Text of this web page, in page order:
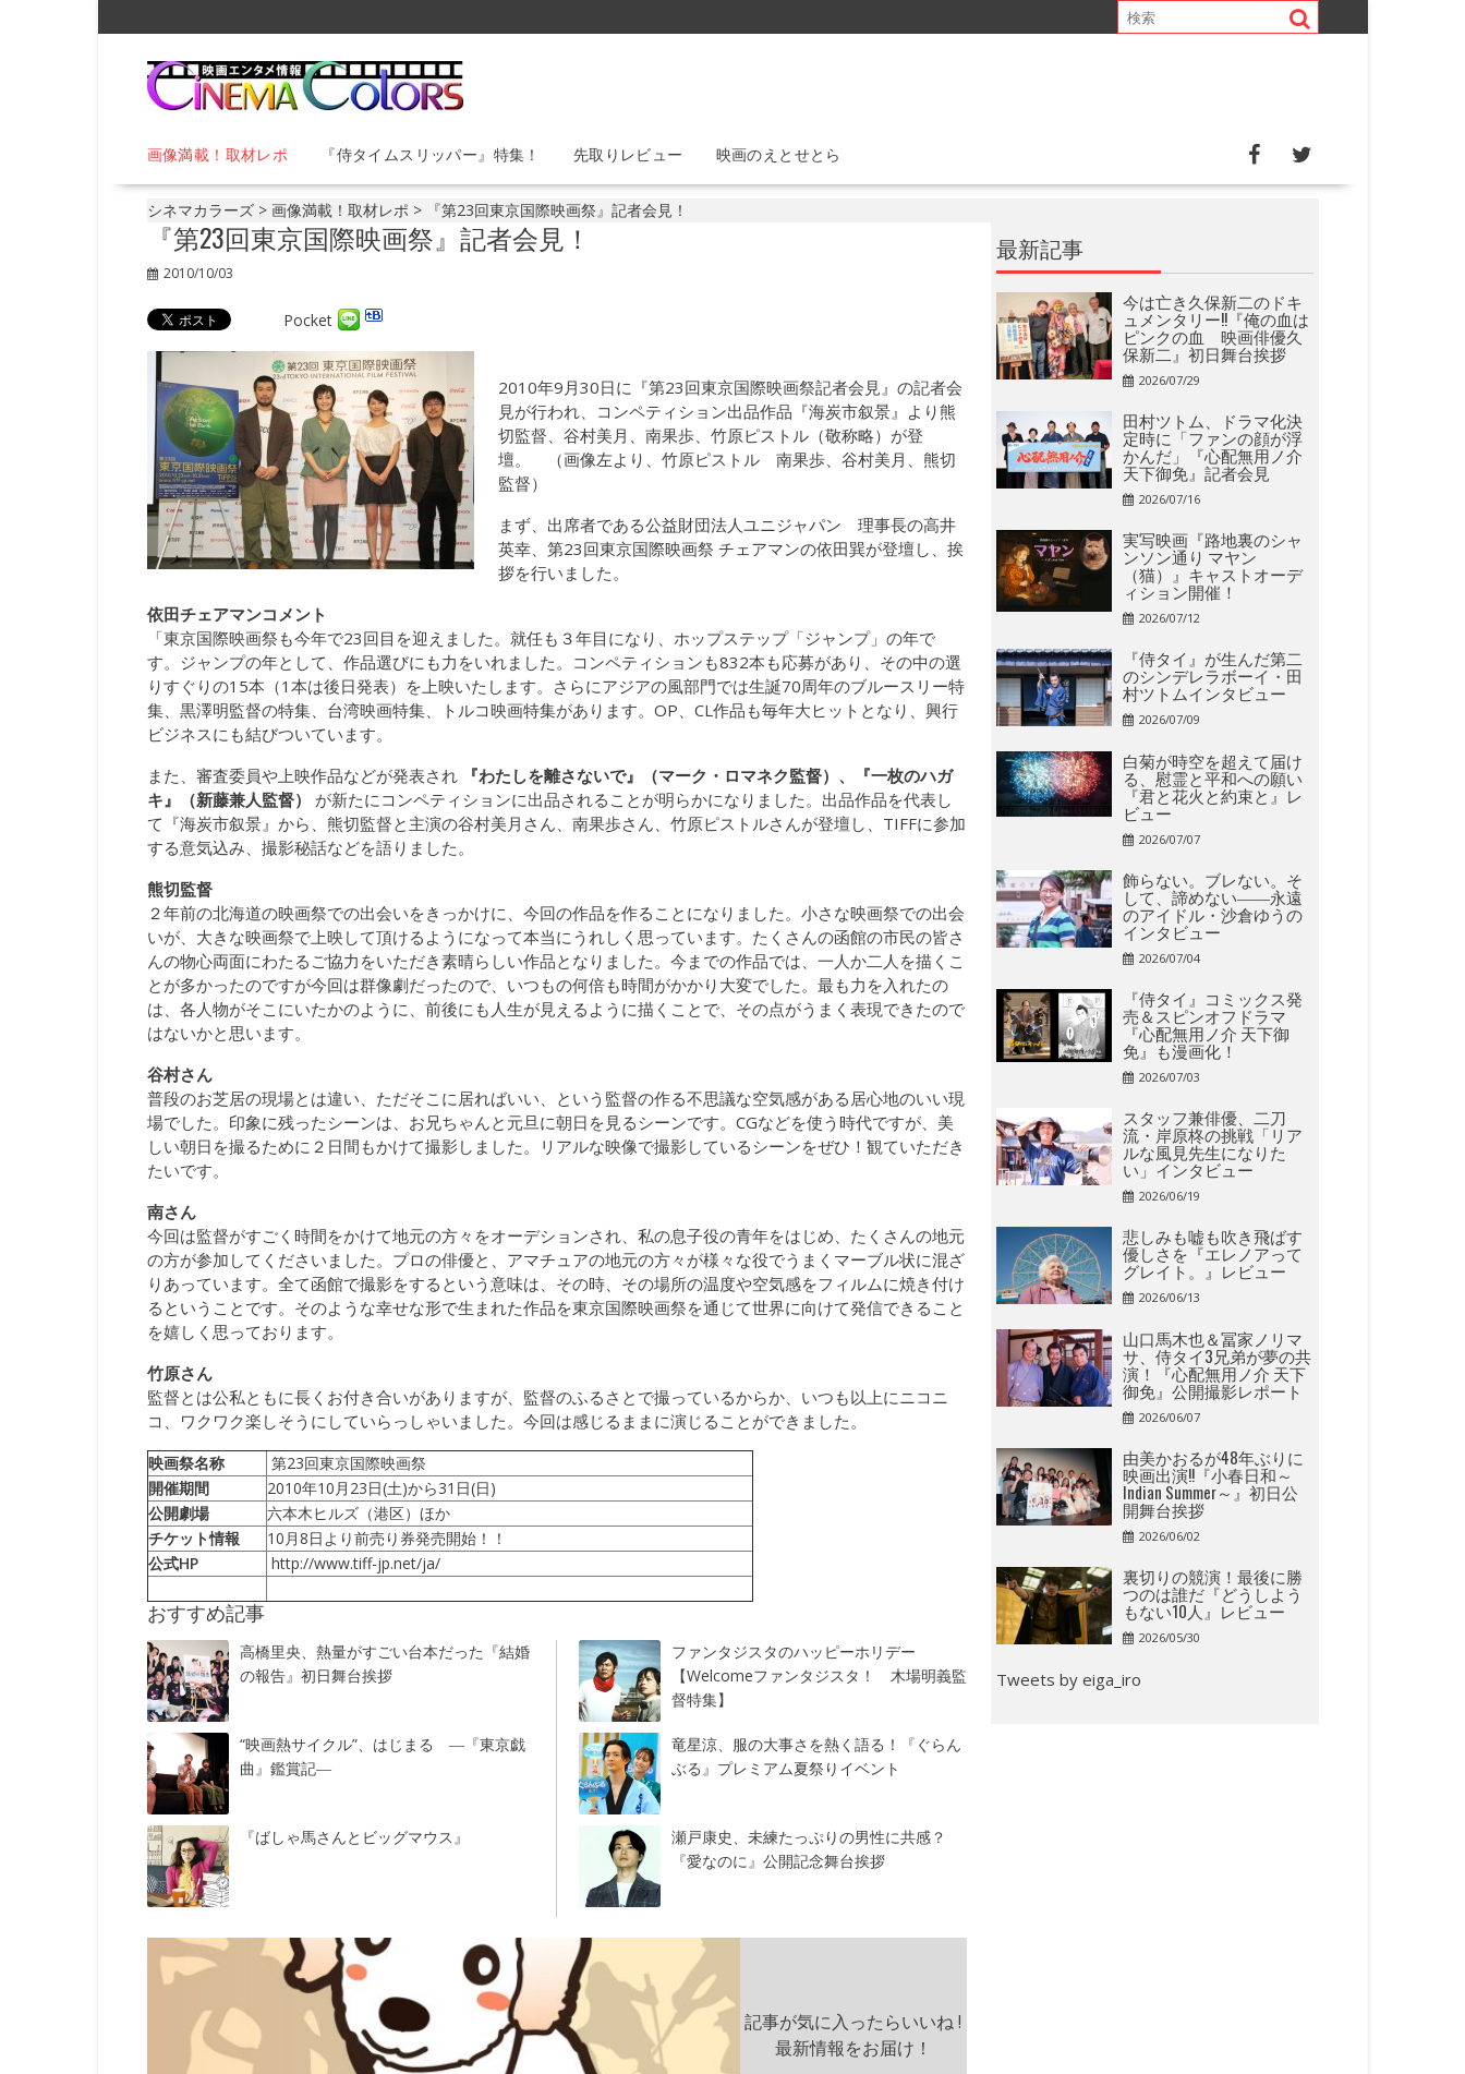
k
画像満載！取材レポ 『侍タイムスリッパー』特集！ 先取りレビュー 映画のえとせとら
シネマカラーズ> 画像満載！取材レポ > 『第23回東京国際映画祭』記者会見！
『第23回東京国際映画祭』記者会見！
2010/10/03
Pocket
2010年9月30日に『第23回東京国際映画祭記者会見』の記者会
見が行われ、コンペティション出品作品『海炭市叙景』より熊
切監督、谷村美月、南果歩、竹原ピストル（敬称略）が登
壇。 （画像左より、竹原ピストル 南果歩、谷村美月、熊切
監督）
まず、出席者である公益財団法人ユニジャパン 理事長の高井
英幸、第23回東京国際映画祭 チェアマンの依田巽が登壇し、挨
拶を行いました。
依田チェアマンコメント
「東京国際映画祭も今年で23回目を迎えました。就任も３年目になり、ホップステップ「ジャンプ」の年で
す。ジャンプの年として、作品選びにも力をいれました。コンペティションも832本も応募があり、その中の選
りすぐりの15本（1本は後日発表）を上映いたします。さらにアジアの風部門では生誕70周年のブルースリー特
集、黒澤明監督の特集、台湾映画特集、トルコ映画特集があります。OP、CL作品も毎年大ヒットとなり、興行
ビジネスにも結びついています。
また、審査委員や上映作品などが発表され『わたしを離さないで』（マーク・ロマネク監督）、『一枚のハガ
キ』（新藤兼人監督）
が新たにコンペティションに出品されることが明らかになりました。出品作品を代表し
て『海炭市叙景』から、熊切監督と主演の谷村美月さん、南果歩さん、竹原ピストルさんが登壇し、TIFFに参加
する意気込み、撮影秘話などを語りました。
熊切監督
２年前の北海道の映画祭での出会いをきっかけに、今回の作品を作ることになりました。小さな映画祭での出会
いが、大きな映画祭で上映して頂けるようになって本当にうれしく思っています。たくさんの函館の市民の皆さ
んの物心両面にわたるご協力をいただき素晴らしい作品となりました。今までの作品では、一人か二人を描くこ
とが多かったのですが今回は群像劇だったので、いつもの何倍も時間がかかり大変でした。最も力を入れたの
は、各人物がそこにいたかのように、前後にも人生が見えるように描くことで、その点がうまく表現できたので
はないかと思います。
谷村さん
普段のお芝居の現場とは違い、ただそこに居ればいい、という監督の作る不思議な空気感がある居心地のいい現
場でした。印象に残ったシーンは、お兄ちゃんと元旦に朝日を見るシーンです。CGなどを使う時代ですが、美
しい朝日を撮るために２日間もかけて撮影しました。リアルな映像で撮影しているシーンをぜひ！観ていただき
たいです。
南さん
今回は監督がすごく時間をかけて地元の方々をオーデションされ、私の息子役の青年をはじめ、たくさんの地元
の方が参加してくださいました。プロの俳優と、アマチュアの地元の方々が様々な役でうまくマーブル状に混ざ
りあっています。全て函館で撮影をするという意味は、その時、その場所の温度や空気感をフィルムに焼き付け
るということです。そのような幸せな形で生まれた作品を東京国際映画祭を通じて世界に向けて発信できること
を嬉しく思っております。
竹原さん
監督とは公私ともに長くお付き合いがありますが、監督のふるさとで撮っているからか、いつも以上にニコニ
コ、ワクワク楽しそうにしていらっしゃいました。今回は感じるままに演じることができました。
映画祭名称
第23回東京国際映画祭
開催期間
2010年10月23日(土)から31日(日)
公開劇場
六本木ヒルズ（港区）ほか
チケット情報
10月8日より前売り券発売開始！！
公式HP
http://www.tiff-jp.net/ja/
おすすめ記事
高橋里央、熱量がすごい台本だった『結婚
の報告』初日舞台挨拶
“映画熱サイクル”、はじまる ―『東京戯
曲』鑑賞記―
『ばしゃ馬さんとビッグマウス』
ファンタジスタのハッピーホリデー
【Welcomeファンタジスタ！ 木場明義監
督特集】
竜星涼、服の大事さを熱く語る！『ぐらん
ぶる』プレミアム夏祭りイベント
瀬戸康史、未練たっぷりの男性に共感？
『愛なのに』公開記念舞台挨拶
記事が気に入ったらいいね !
最新情報をお届け！
最新記事
今は亡き久保新二のドキ
ュメンタリー!!『俺の血は
ピンクの血 映画俳優久
保新二』初日舞台挨拶
2026/07/29
田村ツトム、ドラマ化決
定時に「ファンの顔が浮
かんだ」『心配無用ノ介
天下御免』記者会見
2026/07/16
実写映画『路地裏のシャ
ンソン通り マヤン
（猫）』キャストオーデ
ィション開催！
2026/07/12
『侍タイ』が生んだ第二
のシンデレラボーイ・田
村ツトムインタビュー
2026/07/09
白菊が時空を超えて届け
る、慰霊と平和への願い
『君と花火と約束と』レ
ビュー
2026/07/07
飾らない。ブレない。そ
して、諦めない――永遠
のアイドル・沙倉ゆうの
インタビュー
2026/07/04
『侍タイ』コミックス発
売＆スピンオフドラマ
『心配無用ノ介 天下御
免』も漫画化！
2026/07/03
スタッフ兼俳優、二刀
流・岸原柊の挑戦「リア
ルな風見先生になりた
い」インタビュー
2026/06/19
悲しみも嘘も吹き飛ばす
優しさを『エレノアって
グレイト。』レビュー
2026/06/13
山口馬木也＆冨家ノリマ
サ、侍タイ3兄弟が夢の共
演！『心配無用ノ介 天下
御免』公開撮影レポート
2026/06/07
由美かおるが48年ぶりに
映画出演!!『小春日和～
Indian Summer～』初日公
開舞台挨拶
2026/06/02
裏切りの競演！最後に勝
つのは誰だ『どうしよう
もない10人』レビュー
2026/05/30
Tweets by eiga_iro